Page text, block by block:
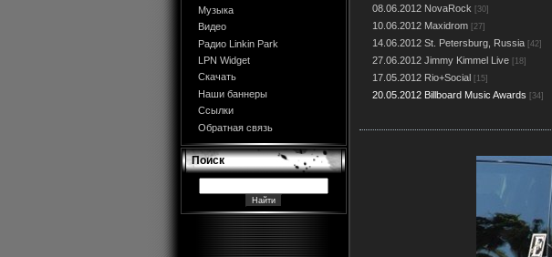
Музыка
Видео
Радио Linkin Park
LPN Widget
Скачать
Наши баннеры
Ссылки
Обратная связь
Поиск
08.06.2012 NovaRock [30]
10.06.2012 Maxidrom [27]
14.06.2012 St. Petersburg, Russia [42]
27.06.2012 Jimmy Kimmel Live [18]
17.05.2012 Rio+Social [15]
20.05.2012 Billboard Music Awards [34]